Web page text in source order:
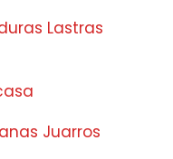
Lastras
Juarros